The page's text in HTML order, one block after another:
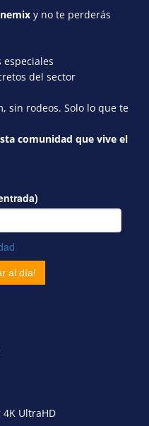
y no te perderás
especiales
del sector
sin rodeos. Solo lo que te
comunidad que vive el
UltraHD